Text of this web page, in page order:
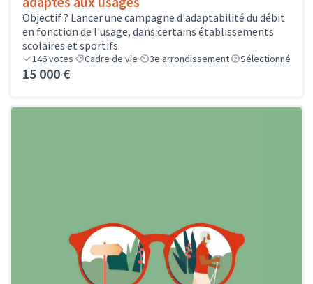
Objectif ? Lancer une campagne d'adaptabilité du débit
en fonction de l'usage, dans certains établissements
scolaires et sportifs.
146votes Cadre de vie 3e arrondissement Sélectionné
15 000 €